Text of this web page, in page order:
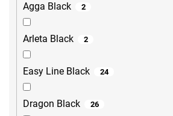
Agga Black 2
Arleta Black 2
Easy Line Black 24
Dragon Black 26